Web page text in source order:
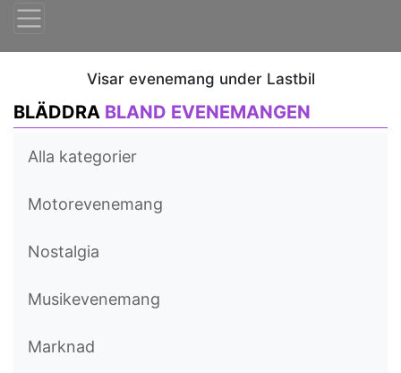
Visar evenemang under Lastbil
BLÄDDRA BLAND EVENEMANGEN
Alla kategorier
Motorevenemang
Nostalgia
Musikevenemang
Marknad